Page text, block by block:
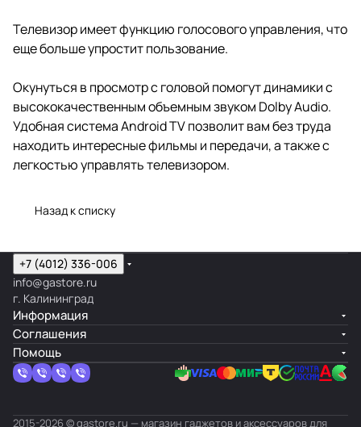
Телевизор имеет функцию голосового управления, что
еще больше упростит пользование.
Окунуться в просмотр с головой помогут динамики с
высококачественным объемным звуком Dolby Audio.
Удобная система Android TV позволит вам без труда
находить интересные фильмы и передачи, а также с
легкостью управлять телевизором.
Назад к списку
+7 (4012) 336-006
info@gastore.ru
г. Калининград
Информация
Соглашения
Помощь
2015-2026 © gastore.ru — магазин гаджетов и аксессуаров для